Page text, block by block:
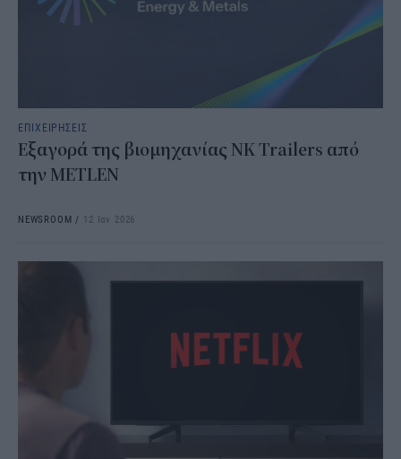
ΕΠΙΧΕΙΡΗΣΕΙΣ
Εξαγορά της βιομηχανίας NK Trailers από
την METLEN
NEWSROOM / 12 Ιαν 2026